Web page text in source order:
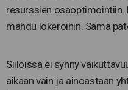
resurssien osaoptimointiin.
mahdu lokeroihin. Sama
Siiloissa ei synny
aikaan vain ja ainoastaan